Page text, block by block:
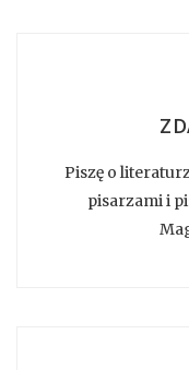
Piszę o
pisarzami i